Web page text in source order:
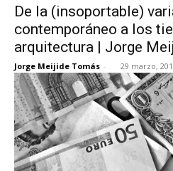
De la (insoportable)
contemporáneo a los
arquitectura | Jorge
Jorge Meijide Tomás - 29 marzo,